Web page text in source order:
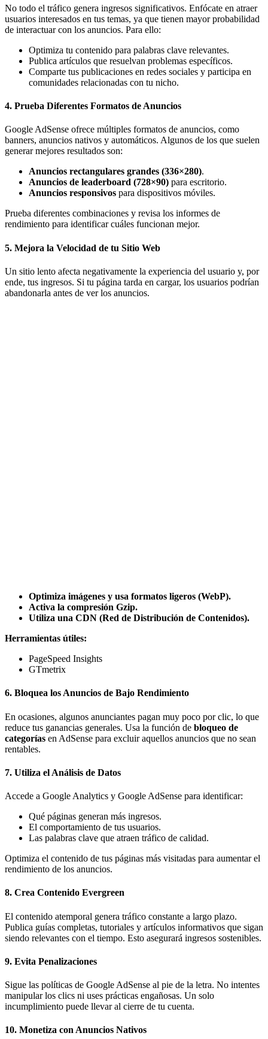
No todo el tráfico genera ingresos significativos. Enfócate en atraer
usuarios interesados en tus temas, ya que tienen mayor probabilidad
de interactuar con los anuncios. Para ello:
Optimiza tu contenido para palabras clave relevantes.
Publica artículos que resuelvan problemas específicos.
Comparte tus publicaciones en redes sociales y participa en
comunidades relacionadas con tu nicho.
4. Prueba Diferentes Formatos de Anuncios
Google AdSense ofrece múltiples formatos de anuncios, como
banners, anuncios nativos y automáticos. Algunos de los que suelen
generar mejores resultados son:
Anuncios rectangulares grandes (336×280).
Anuncios de leaderboard (728×90) para escritorio.
Anuncios responsivos para dispositivos móviles.
Prueba diferentes combinaciones y revisa los informes de
rendimiento para identificar cuáles funcionan mejor.
5. Mejora la Velocidad de tu Sitio Web
Un sitio lento afecta negativamente la experiencia del usuario y, por
ende, tus ingresos. Si tu página tarda en cargar, los usuarios podrían
abandonarla antes de ver los anuncios.
Optimiza imágenes y usa formatos ligeros (WebP).
Activa la compresión Gzip.
Utiliza una CDN (Red de Distribución de Contenidos).
Herramientas útiles:
PageSpeed Insights
GTmetrix
6. Bloquea los Anuncios de Bajo Rendimiento
En ocasiones, algunos anunciantes pagan muy poco por clic, lo que
reduce tus ganancias generales. Usa la función de bloqueo de
categorías en AdSense para excluir aquellos anuncios que no sean
rentables.
7. Utiliza el Análisis de Datos
Accede a Google Analytics y Google AdSense para identificar:
Qué páginas generan más ingresos.
El comportamiento de tus usuarios.
Las palabras clave que atraen tráfico de calidad.
Optimiza el contenido de tus páginas más visitadas para aumentar el
rendimiento de los anuncios.
8. Crea Contenido Evergreen
El contenido atemporal genera tráfico constante a largo plazo.
Publica guías completas, tutoriales y artículos informativos que sigan
siendo relevantes con el tiempo. Esto asegurará ingresos sostenibles.
9. Evita Penalizaciones
Sigue las políticas de Google AdSense al pie de la letra. No intentes
manipular los clics ni uses prácticas engañosas. Un solo
incumplimiento puede llevar al cierre de tu cuenta.
10. Monetiza con Anuncios Nativos